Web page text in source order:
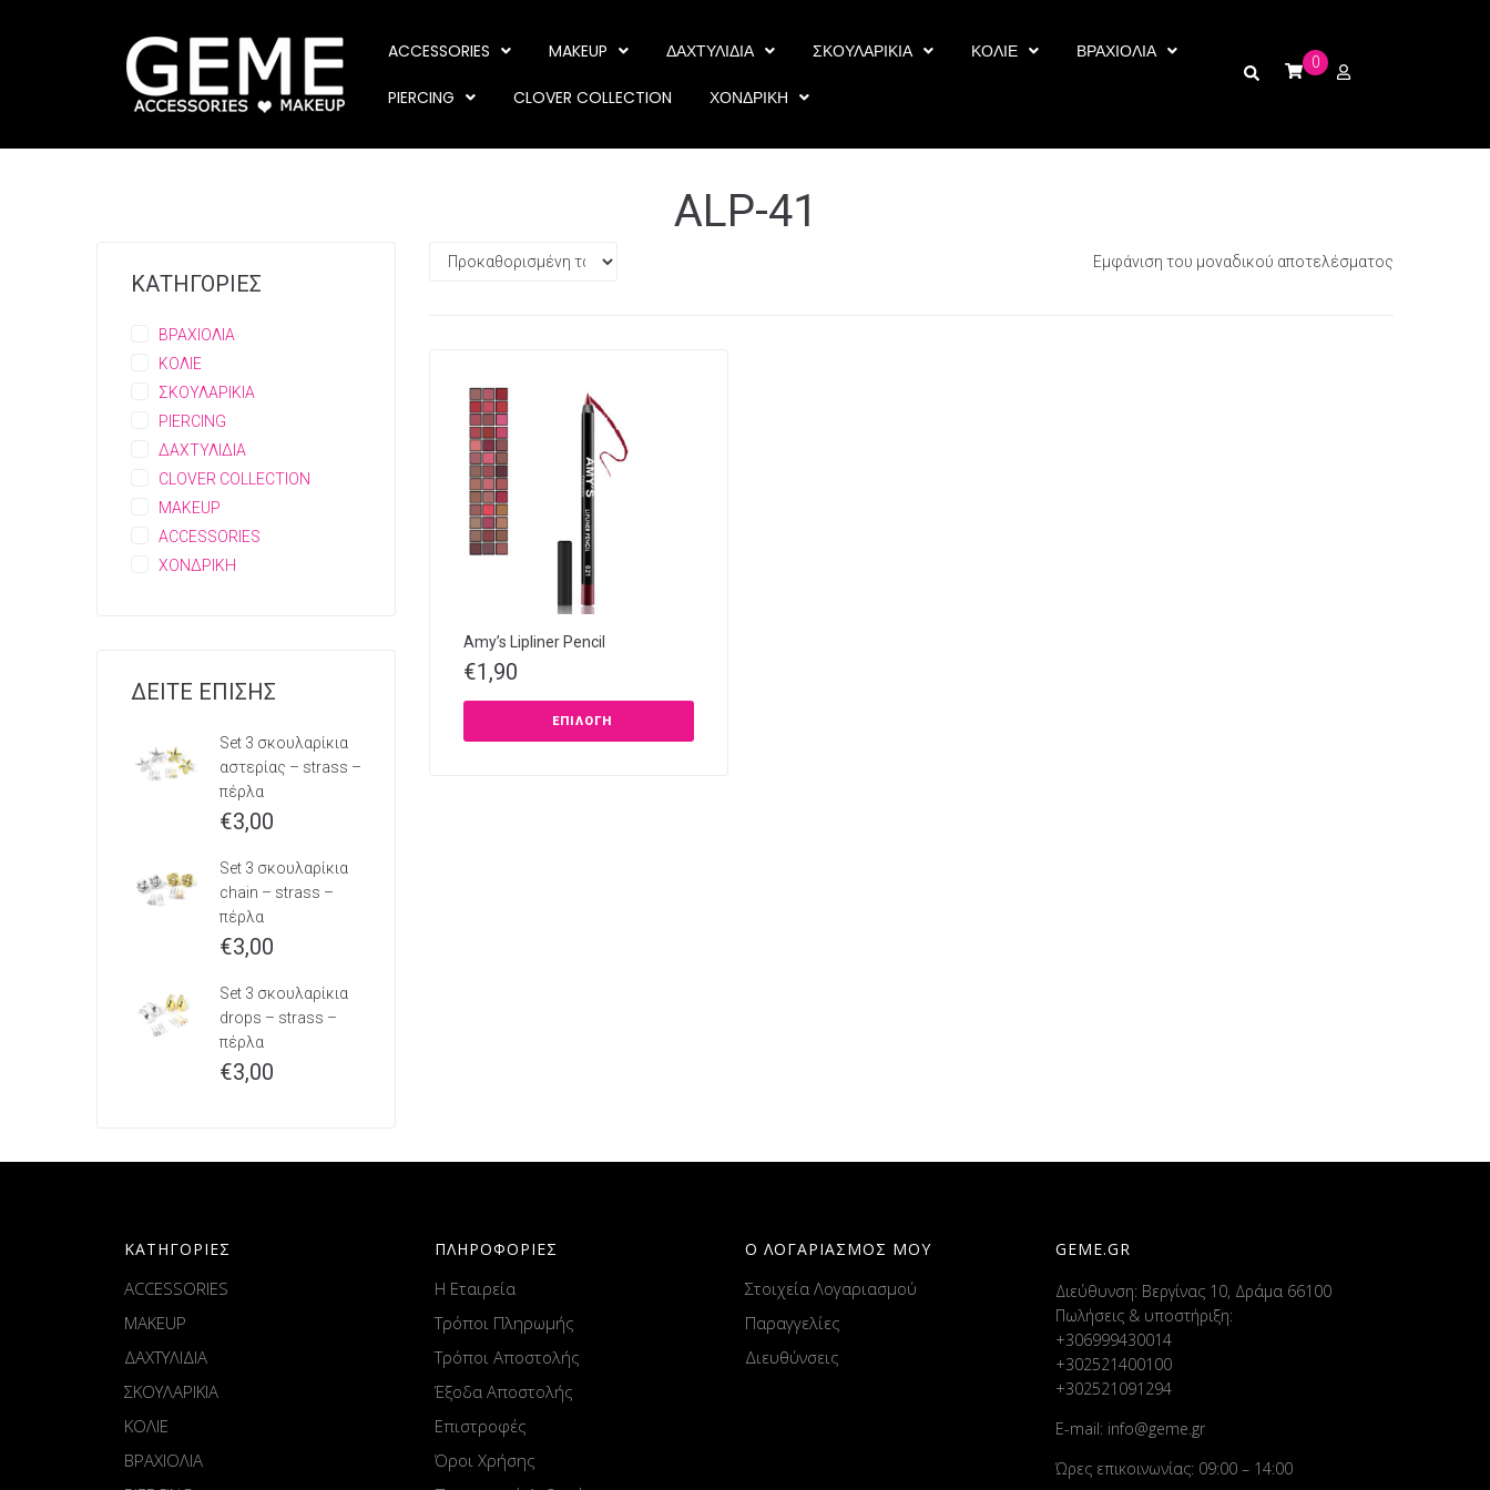
ACCESSORIES MAKEUP ΔΑΧΤΥΛΙΔΙΑ ΣΚΟΥΛΑΡΙΚΙΑ ΚΟΛΙΕ ΒΡΑΧΙΟΛΙΑ
PIERCING CLOVER COLLECTION ΧΟΝΔΡΙΚΗ
0
ALP-41
Εμφάνιση του μοναδικού αποτελέσματος
Amy’s Lipliner Pencil
€1,90
ΕΠΙΛΟΓΉ
ΚΑΤΗΓΟΡΙΕΣ
ΒΡΑΧΙΟΛΙΑ
ΚΟΛΙΕ
ΣΚΟΥΛΑΡΙΚΙΑ
PIERCING
ΔΑΧΤΥΛΙΔΙΑ
CLOVER COLLECTION
MAKEUP
ACCESSORIES
ΧΟΝΔΡΙΚΗ
ΔΕΙΤΕ ΕΠΙΣΗΣ
Set 3 σκουλαρίκια
αστερίας – strass –
πέρλα
€3,00
Set 3 σκουλαρίκια
chain – strass –
πέρλα
€3,00
Set 3 σκουλαρίκια
drops – strass –
πέρλα
€3,00
ΚΑΤΗΓΟΡΙΕΣ
ACCESSORIES
MAKEUP
ΔΑΧΤΥΛΙΔΙΑ
ΣΚΟΥΛΑΡΙΚΙΑ
ΚΟΛΙΕ
ΒΡΑΧΙΟΛΙΑ
ΠΛΗΡΟΦΟΡΙΕΣ
Η Εταιρεία
Τρόποι Πληρωμής
Τρόποι Αποστολής
Έξοδα Αποστολής
Επιστροφές
Όροι Χρήσης
Ο ΛΟΓΑΡΙΑΣΜΟΣ ΜΟΥ
Στοιχεία Λογαριασμού
Παραγγελίες
Διευθύνσεις
GEME.GR
Διεύθυνση: Βεργίνας 10, Δράμα 66100
Πωλήσεις & υποστήριξη:
+306999430014
+302521400100
+302521091294
E-mail: info@geme.gr
Ώρες επικοινωνίας: 09:00 – 14:00